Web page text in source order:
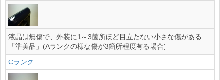
液晶は無傷で、外装に1～3箇所ほど目立たない小さな傷がある
「準美品」(Aランクの様な傷が3箇所程度有る場合)
Cランク